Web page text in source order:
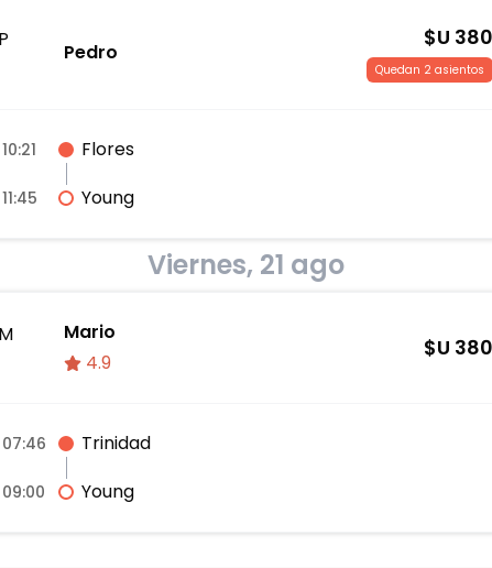
P
Pedro
$U 380
Quedan 2 asientos
10:21 Flores
11:45 Young
Viernes, 21 ago
M
Mario
4.9
$U 380
07:46 Trinidad
09:00 Young